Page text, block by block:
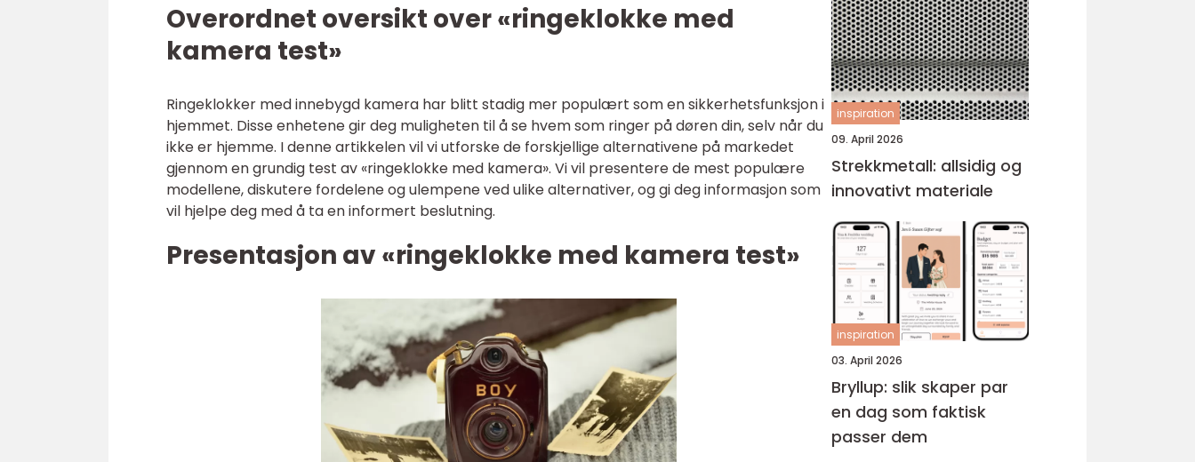
Overordnet oversikt over «ringeklokke med
kamera test»
Ringeklokker med innebygd kamera har blitt stadig mer populært som en sikkerhetsfunksjon i
hjemmet. Disse enhetene gir deg muligheten til å se hvem som ringer på døren din, selv når du
ikke er hjemme. I denne artikkelen vil vi utforske de forskjellige alternativene på markedet
gjennom en grundig test av «ringeklokke med kamera». Vi vil presentere de mest populære
modellene, diskutere fordelene og ulempene ved ulike alternativer, og gi deg informasjon som
vil hjelpe deg med å ta en informert beslutning.
Presentasjon av «ringeklokke med kamera test»
inspiration
09. April 2026
Strekkmetall: allsidig og
innovativt materiale
inspiration
03. April 2026
Bryllup: slik skaper par
en dag som faktisk
passer dem